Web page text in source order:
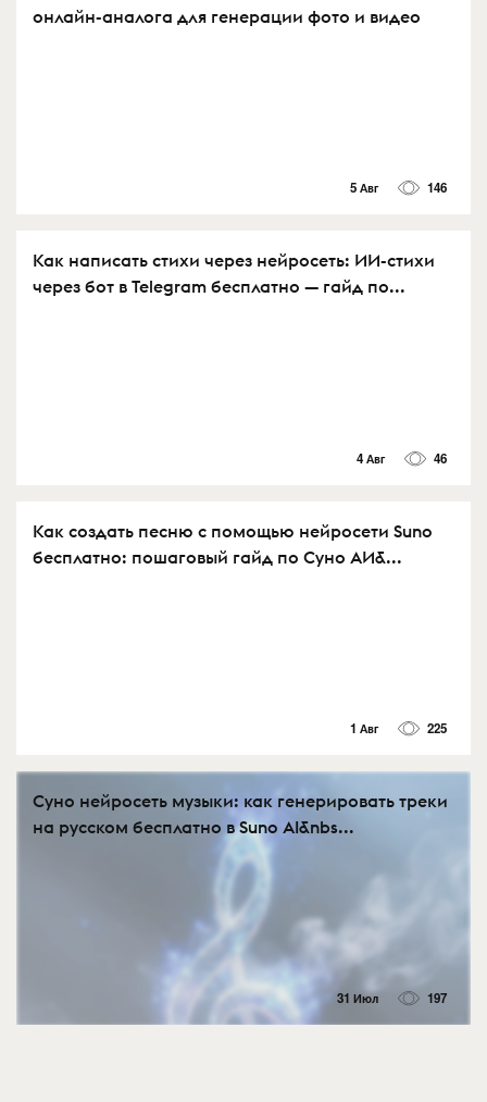
онлайн-аналога для генерации фото и видео
5 Авг 146
Как написать стихи через нейросеть: ИИ-стихи
через бот в Telegram бесплатно — гайд по...
4 Авг 46
Как создать песню с помощью нейросети Suno
бесплатно: пошаговый гайд по Суно АИ&...
1 Авг 225
Суно нейросеть музыки: как генерировать треки
на русском бесплатно в Suno AI&nbs...
31 Июл 197